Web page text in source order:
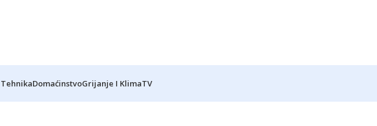
DomaćinstvoGrijanje I KlimaTV